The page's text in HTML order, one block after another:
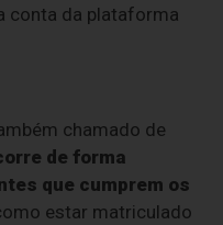
conta da plataforma
chamado de
de forma
que cumprem os
estar matriculado